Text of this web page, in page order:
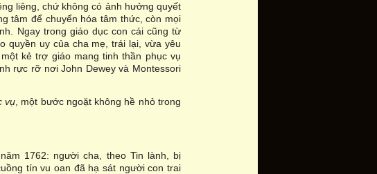
liêng, chứ không có ảnh hưởng quyết
tâm để chuyển hóa tâm thức, còn mọi
Ngay trong giáo dục con cái cũng từ
quyền uy của cha mẹ, trái lại, vừa yêu
kẻ trợ giáo mang tinh thần phục vụ
rực rỡ nơi John Dewey và Montessori
vụ , một bước ngoặt không hề nhỏ trong
1762: người cha, theo Tin lành, bị
tín vu oan đã hạ sát người con trai